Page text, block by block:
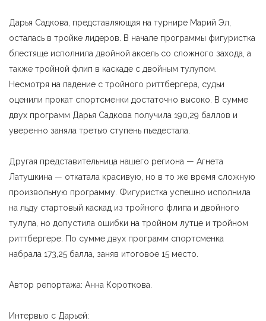
Дарья Садкова, представляющая на турнире Марий Эл,
осталась в тройке лидеров. В начале программы фигуристка
блестяще исполнила двойной аксель со сложного захода, а
также тройной флип в каскаде с двойным тулупом.
Несмотря на падение с тройного риттбергера, судьи
оценили прокат спортсменки достаточно высоко. В сумме
двух программ Дарья Садкова получила 190,29 баллов и
уверенно заняла третью ступень пьедестала.
Другая представительница нашего региона — Агнета
Латушкина — откатала красивую, но в то же время сложную
произвольную программу. Фигуристка успешно исполнила
на льду стартовый каскад из тройного флипа и двойного
тулупа, но допустила ошибки на тройном лутце и тройном
риттбергере. По сумме двух программ спортсменка
набрала 173,25 балла, заняв итоговое 15 место.
Автор репортажа: Анна Короткова.
Интервью с Дарьей: